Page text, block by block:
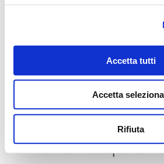
Accetta tutti
Accetta
Rifiuta
PI-2 |
Appena fuori dal centro
riflette le
architettoniche, e offre
chi cerca tranquillità